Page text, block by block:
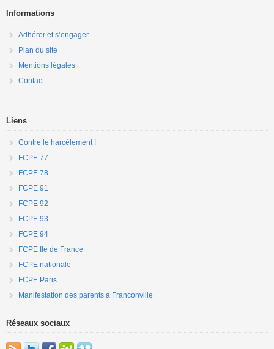
Informations
Adhérer et s’engager
Plan du site
Mentions légales
Contact
Liens
Contre le harcèlement !
FCPE 77
FCPE 78
FCPE 91
FCPE 92
FCPE 93
FCPE 94
FCPE Ile de France
FCPE nationale
FCPE Paris
Manifestation des parents à Franconville
Réseaux sociaux